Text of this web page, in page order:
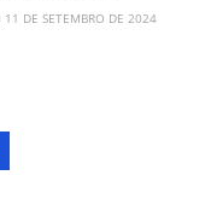
11 DE SETEMBRO DE 2024